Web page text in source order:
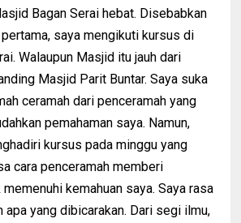
Bagan Serai hebat. Disebabkan
saya mengikuti kursus di
Walaupun Masjid itu jauh dari
Masjid Parit Buntar. Saya suka
ceramah dari penceramah yang
pemahaman saya. Namun,
kursus pada minggu yang
cara penceramah memberi
kemahuan saya. Saya rasa
apa yang dibicarakan. Dari segi ilmu,